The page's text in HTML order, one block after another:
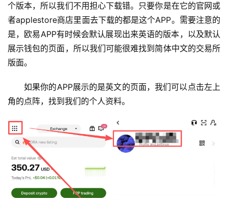
个版本，所以我们不用担心下载错。只要你是在它的官网或
者applestore商店里面去下载的都是这个APP。需要注意的
是，欧易APP有时候会默认展现出来英语的版本，以及默认
展示钱包的页面，所以我们可能很难找到简体中文的交易所
版面。
如果你的APP展示的是英文的页面，我们可以点击左上
角的点阵，找到我们的个人资料。